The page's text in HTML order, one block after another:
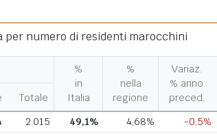
per numero di residenti marocchini
%
in
Italia
%
nella
regione
Variaz.
% anno
preced.
Totale
2.015 49,1% 4,68% -0,5%